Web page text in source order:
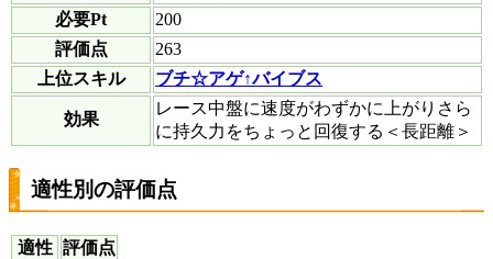
必要Pt
200
評価点
263
上位スキル
ブチ☆アゲ↑バイブス
効果
レース中盤に速度がわずかに上がりさら
に持久力をちょっと回復する＜長距離＞
適性別の評価点
適性 評価点